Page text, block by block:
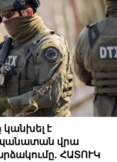
է
վրա
ՀԱՏՈՒԿ